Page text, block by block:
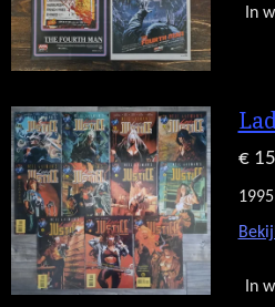
In
€
In